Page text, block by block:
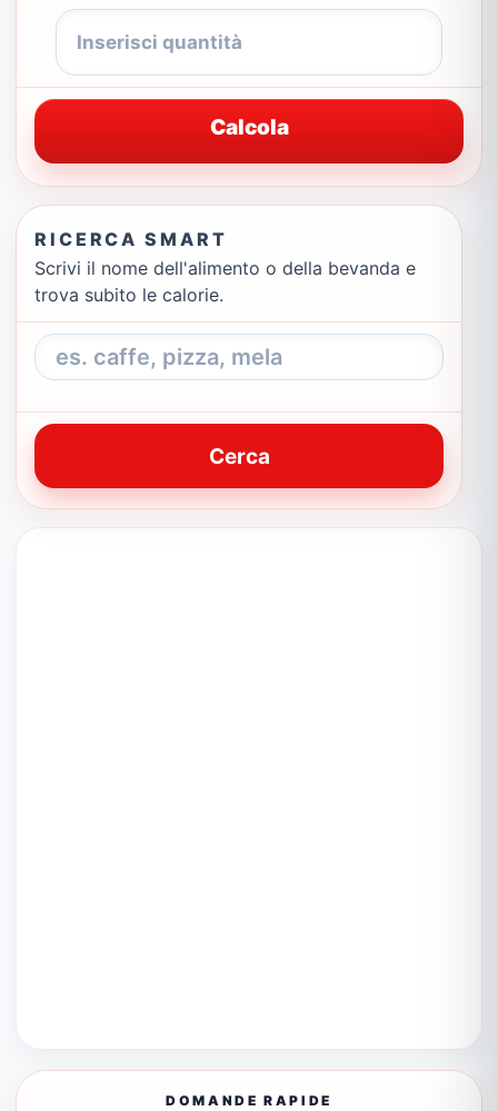
Calcola
RICERCA SMART
Scrivi il nome dell'alimento o della bevanda e
trova subito le calorie.
Cerca
DOMANDE RAPIDE